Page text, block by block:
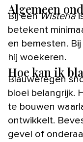
Algemeen
Bij eenWisteria
betekent
en bemesten.
hij woekeren.
Hoe kan ik
Blauweregen
bloei belangrijk.
te bouwen
ontwikkelt.
gevel of